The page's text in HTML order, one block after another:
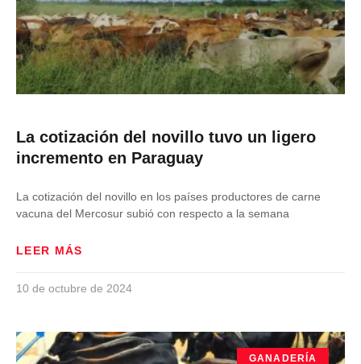
La cotización del novillo tuvo un ligero
incremento en Paraguay
La cotización del novillo en los países productores de carne
vacuna del Mercosur subió con respecto a la semana
LEER MÁS
10 de octubre de 2024
GANADERÍA